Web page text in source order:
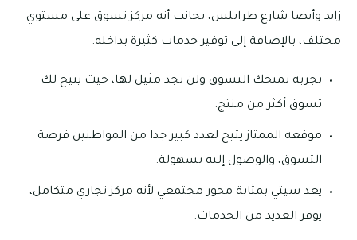
زايد وأيضا شارع طرابلس، بجانب أنه مركز تسوق على مستوي
مختلف، بالإضافة إلى توفير خدمات كثيرة بداخله.
تجربة تمنحك التسوق ولن تجد مثيل لها، حيث يتيح لك
تسوق أكثر من منتج.
موقعه الممتاز يتيح لعدد كبير جدا من المواطنين فرصة
التسوق، والوصول إليه بسهولة.
يعد سيتي بمثابة محور مجتمعي لأنه مركز تجاري متكامل،
يوفر العديد من الخدمات.